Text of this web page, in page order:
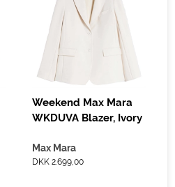
Weekend Max Mara
WKDUVA Blazer, Ivory
Max Mara
DKK 2.699,00